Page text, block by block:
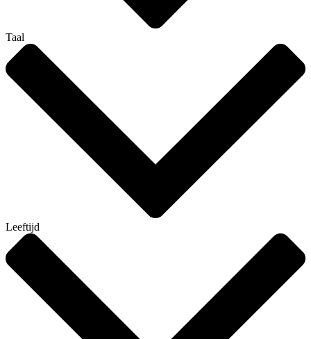
Taal
Leeftijd